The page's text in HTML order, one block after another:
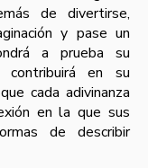
de divertirse,
y pase un
a prueba su
contribuirá en su
cada adivinanza
en la que sus
de describir